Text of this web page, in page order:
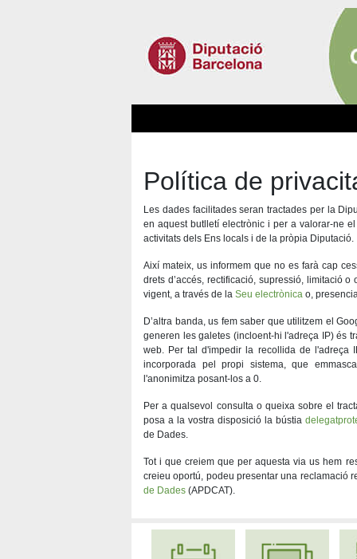
Política de
Les dades facilitades seran tractades per la
en aquest butlletí electrònic i per a valorar-ne
activitats dels Ens locals i de la pròpia Diputació.
Així mateix, us informem que no es farà cap
drets d’accés, rectificació, supressió, limitació
vigent, a través de la Seu electrònica o,
D’altra banda, us fem saber que utilitzem el
generen les galetes (incloent-hi l'adreça IP) és
web. Per tal d'impedir la recollida de l'adreça
incorporada pel propi sistema, que
l'anonimitza posant-los a 0.
Per a qualsevol consulta o queixa sobre el
posa a la vostra disposició la bústia
de Dades.
Tot i que creiem que per aquesta via us hem
creieu oportú, podeu presentar una reclamació
de Dades (APDCAT).